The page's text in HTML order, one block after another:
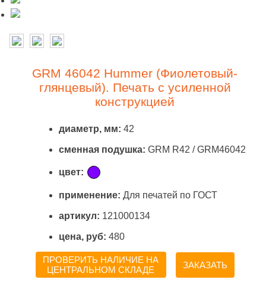
GRM 46042 Hummer (Фиолетовый-
глянцевый). Печать с усиленной
конструкцией
диаметр, мм: 42
сменная подушка: GRM R42 / GRM46042
цвет:
применение: Для печатей по ГОСТ
артикул: 121000134
цена, руб: 480
ПРОВЕРИТЬ НАЛИЧИЕ НА
ЦЕНТРАЛЬНОМ СКЛАДЕ
ЗАКАЗАТЬ